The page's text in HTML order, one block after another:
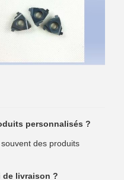
personnalisés ?
des produits
de livraison ?